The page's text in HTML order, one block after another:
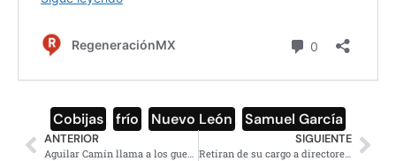
Cobijas frío Nuevo León Samuel García
ANTERIOR SIGUIENTE
Retiran de su cargo a directores del IMSS en Tamaulipas por vacunarse contra Covid